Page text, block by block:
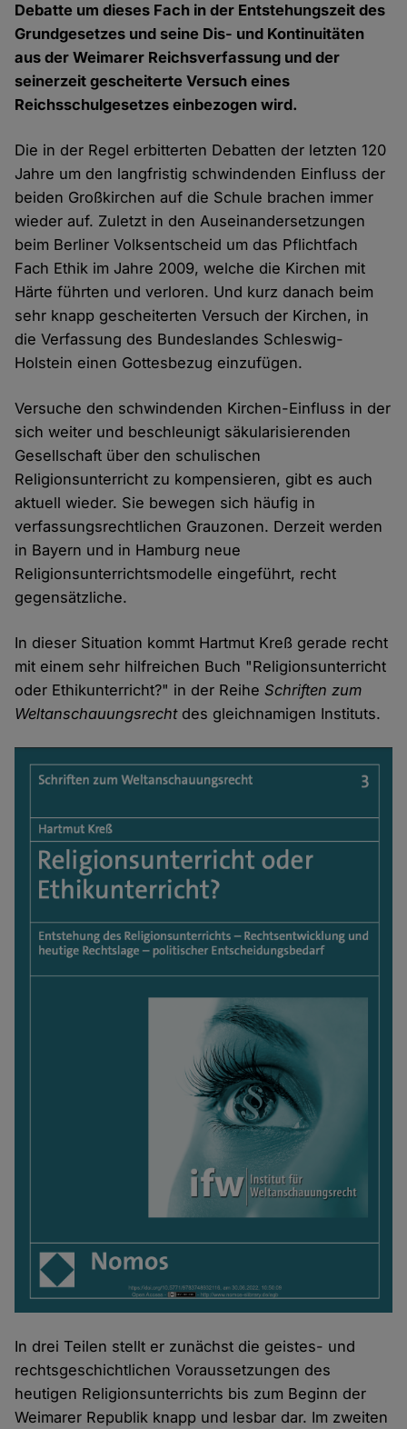
Debatte um dieses Fach in der Entstehungszeit des
Grundgesetzes und seine Dis- und Kontinuitäten
aus der Weimarer Reichsverfassung und der
seinerzeit gescheiterte Versuch eines
Reichsschulgesetzes einbezogen wird.
Die in der Regel erbitterten Debatten der letzten 120
Jahre um den langfristig schwindenden Einfluss der
beiden Großkirchen auf die Schule brachen immer
wieder auf. Zuletzt in den Auseinandersetzungen
beim Berliner Volksentscheid um das Pflichtfach
Fach Ethik im Jahre 2009, welche die Kirchen mit
Härte führten und verloren. Und kurz danach beim
sehr knapp gescheiterten Versuch der Kirchen, in
die Verfassung des Bundeslandes Schleswig-
Holstein einen Gottesbezug einzufügen.
Versuche den schwindenden Kirchen-Einfluss in der
sich weiter und beschleunigt säkularisierenden
Gesellschaft über den schulischen
Religionsunterricht zu kompensieren, gibt es auch
aktuell wieder. Sie bewegen sich häufig in
verfassungsrechtlichen Grauzonen. Derzeit werden
in Bayern und in Hamburg neue
Religionsunterrichtsmodelle eingeführt, recht
gegensätzliche.
In dieser Situation kommt Hartmut Kreß gerade recht
mit einem sehr hilfreichen Buch "Religionsunterricht
oder Ethikunterricht?" in der ReiheSchriften zum
Weltanschauungsrechtdes gleichnamigen Instituts.
In drei Teilen stellt er zunächst die geistes- und
rechtsgeschichtlichen Voraussetzungen des
heutigen Religionsunterrichts bis zum Beginn der
Weimarer Republik knapp und lesbar dar. Im zweiten